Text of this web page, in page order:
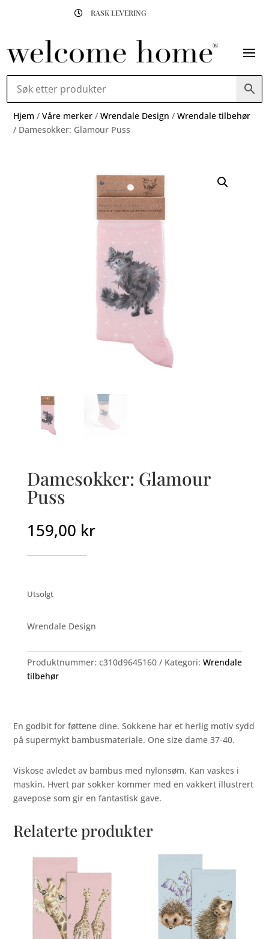
 RASK LEVERING
Hjem /Våre merker /Wrendale Design /Wrendale tilbehør
/ Damesokker: Glamour Puss
Damesokker: Glamour
Puss
159,00 kr
Utsolgt
Wrendale Design
Produktnummer: c310d9645160 Kategori: Wrendale
tilbehør
En godbit for føttene dine. Sokkene har et herlig motiv sydd
på supermykt bambusmateriale. One size dame 37-40.
Viskose avledet av bambus med nylonsøm. Kan vaskes i
maskin. Hvert par sokker kommer med en vakkert illustrert
gavepose som gir en fantastisk gave.
Relaterte produkter